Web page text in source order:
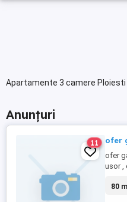
Apartamente 3 camere Ploiesti
Anunțuri
11 ofer
ofer
usor ,
80 m